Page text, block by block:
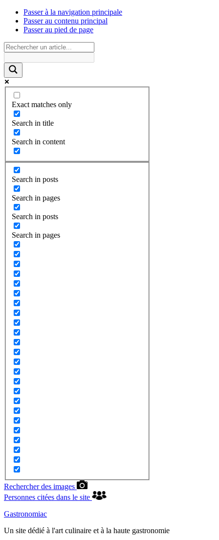
Passer à la navigation principale
Passer au contenu principal
Passer au pied de page
Exact matches only
Search in title
Search in content
Search in posts
Search in pages
Search in posts
Search in pages
Rechercher des images
Personnes citées dans le site
Gastronomiac
Un site dédié à l'art culinaire et à la haute gastronomie